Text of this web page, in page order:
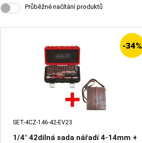
Průběžné načítání produktů
-34%
SET-4CZ-146-42-EV23
1/4" 42dílná sada nářadí 4-14mm +